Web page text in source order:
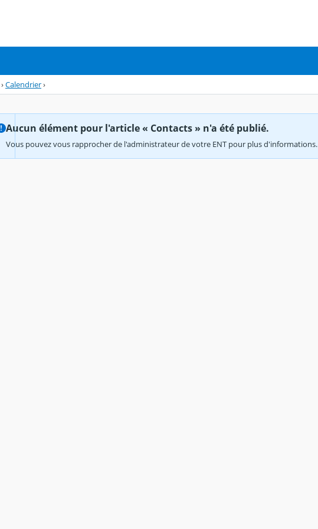
›Calendrier›
Aucun élément pour l'article « Contacts » n'a été publié.
Vous pouvez vous rapprocher de l'administrateur de votre ENT pour plus d'informations.